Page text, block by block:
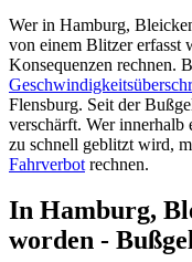
Abstand nicht
Handy am Steuer
Rote Ampel
Anhörung im
Bußgeldbescheid
Fahrerflucht
Fahrverbot
Illegale Autorennen
Online-Anhörung
Paragraphen
§ 24 StVG
§ 25 StVG
§ 28 StVG
§ 49 StVO
Messverfahren
ESO ES 8.0
TraffiStar S350
Blog
Kampf gegen Raser
Verkehrsunfälle
Blitzer
Wer in Hamburg,
von einem Blitzer erfasst
Konsequenzen rechnen.
Flensburg. Seit der
verschärft. Wer innerhalb
zu schnell geblitzt wird,
Fahrverbot rechnen.
In Hamburg,
worden -